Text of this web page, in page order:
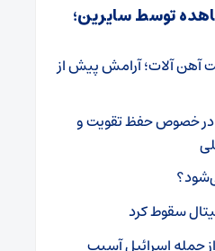
توسط سایرین؛
آهن آلات؛ آرامش پیش از
در خصوص حفظ تقویت و
سقوط کرد
حمله اسرائیل آسیب